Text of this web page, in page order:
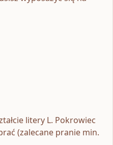
litery L. Pokrowiec
(zalecane pranie min.